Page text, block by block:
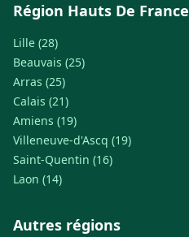
Région Hauts De France
Lille (28)
Beauvais (25)
Arras (25)
Calais (21)
Amiens (19)
Villeneuve-d'Ascq (19)
Saint-Quentin (16)
Laon (14)
Autres régions